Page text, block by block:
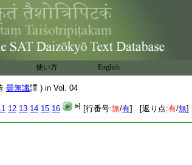
使い方 English
曇無讖譯 ) in Vol. 04
12 13 14 15 16 [行番号:無/有] [返り点:有/無]
動大憂惱
一懼